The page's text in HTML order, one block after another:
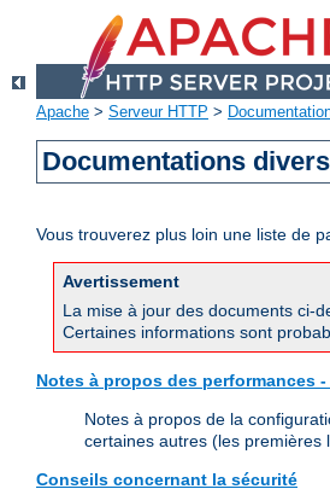
Apache > Serveur HTTP >
Documentations
Vous trouverez plus loin une liste de
Avertissement
La mise à jour des documents ci-
Certaines informations sont
Notes à propos des performances
Notes à propos de la
certaines autres (les premières
Conseils concernant la sécurité